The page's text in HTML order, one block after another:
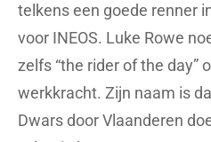
telkens een goede renner
voor INEOS. Luke Rowe
zelfs “the rider of the day”
werkkracht. Zijn naam is
Dwars door Vlaanderen